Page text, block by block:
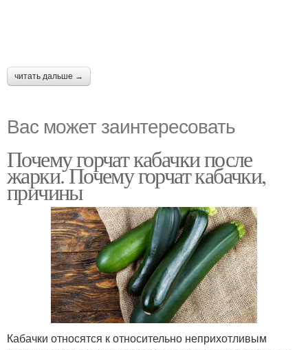
читать дальше →
Вас может заинтересовать
Почему горчат кабачки после
жарки. Почему горчат кабачки,
причины
Кабачки относятся к относительно неприхотливым